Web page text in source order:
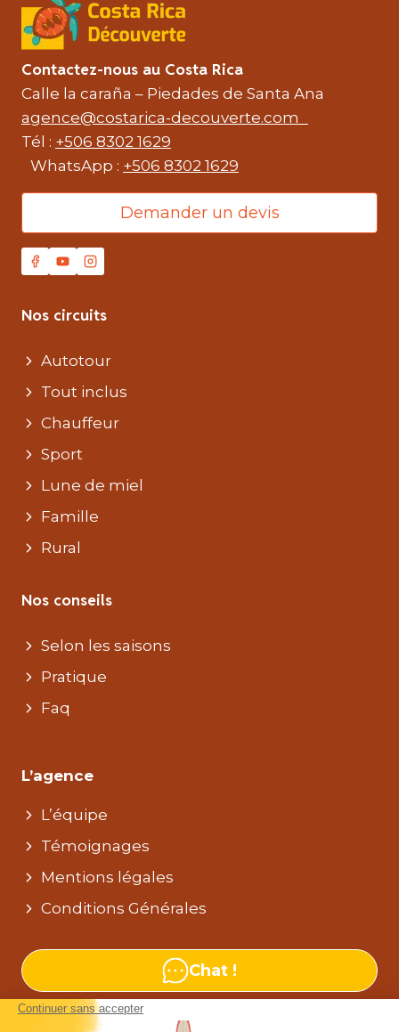
Contactez-nous au Costa Rica
Calle la caraña – Piedades de Santa Ana
agence@costarica-decouverte.com
Tél : +506 8302 1629
WhatsApp : +506 8302 1629
Demander un devis
Nos circuits
Autotour
Tout inclus
Chauffeur
Sport
Lune de miel
Famille
Rural
Nos conseils
Selon les saisons
Pratique
Faq
L’agence
L’équipe
Témoignages
Mentions légales
Conditions Générales
Chat !